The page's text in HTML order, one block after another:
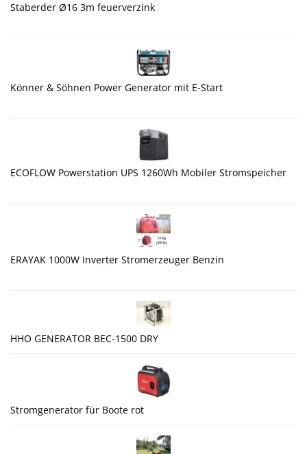
Staberder Ø16 3m feuerverzink
Könner & Söhnen Power Generator mit E-Start
ECOFLOW Powerstation UPS 1260Wh Mobiler Stromspeicher
ERAYAK 1000W Inverter Stromerzeuger Benzin
HHO GENERATOR BEC-1500 DRY
Stromgenerator für Boote rot